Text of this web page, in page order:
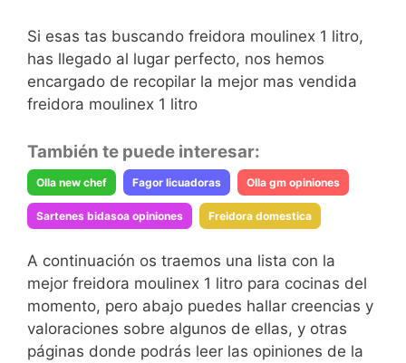
Si esas tas buscando freidora moulinex 1 litro,
has llegado al lugar perfecto, nos hemos
encargado de recopilar la mejor mas vendida
freidora moulinex 1 litro
También te puede interesar:
Olla new chef Fagor licuadoras Olla gm opiniones
Sartenes bidasoa opiniones Freidora domestica
A continuación os traemos una lista con la
mejor freidora moulinex 1 litro para cocinas del
momento, pero abajo puedes hallar creencias y
valoraciones sobre algunos de ellas, y otras
páginas donde podrás leer las opiniones de la